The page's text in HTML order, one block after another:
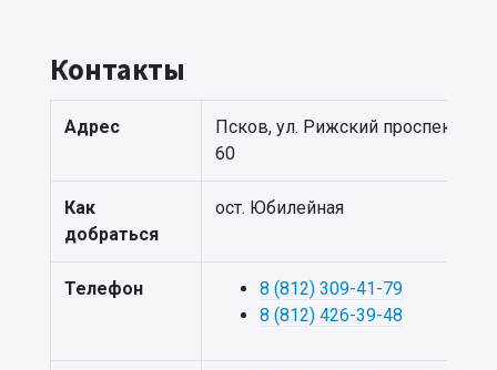
Контакты
Адрес
Псков, ул. Рижский проспект,
60
Как
добраться
ост. Юбилейная
Телефон
8 (812) 309-41-79
8 (812) 426-39-48